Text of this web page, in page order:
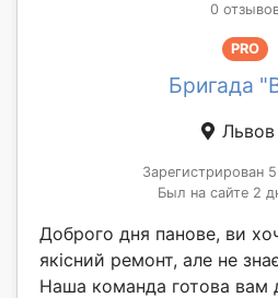
0
PRO
Бригада
Львов
Зарегистрирован
Был на сайте 2
Доброго дня панове, ви
якісний ремонт, але не
Наша команда готова вам